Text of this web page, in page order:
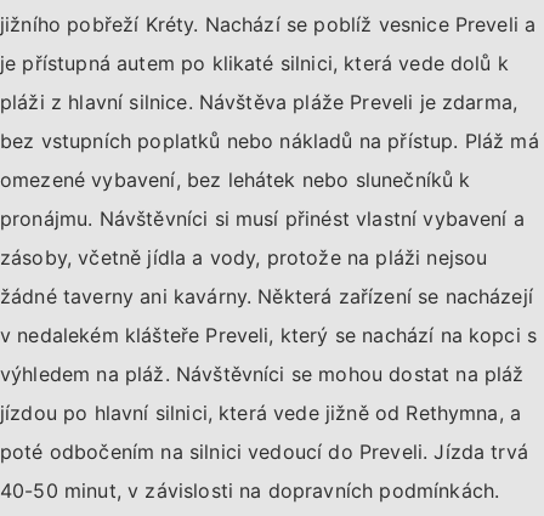
jižního pobřeží Kréty. Nachází se poblíž vesnice Preveli a
je přístupná autem po klikaté silnici, která vede dolů k
pláži z hlavní silnice. Návštěva pláže Preveli je zdarma,
bez vstupních poplatků nebo nákladů na přístup. Pláž má
omezené vybavení, bez lehátek nebo slunečníků k
pronájmu. Návštěvníci si musí přinést vlastní vybavení a
zásoby, včetně jídla a vody, protože na pláži nejsou
žádné taverny ani kavárny. Některá zařízení se nacházejí
v nedalekém klášteře Preveli, který se nachází na kopci s
výhledem na pláž. Návštěvníci se mohou dostat na pláž
jízdou po hlavní silnici, která vede jižně od Rethymna, a
poté odbočením na silnici vedoucí do Preveli. Jízda trvá
40-50 minut, v závislosti na dopravních podmínkách.